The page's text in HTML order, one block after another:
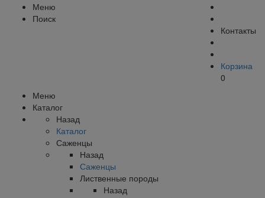
Контакты
Корзина
0
Меню
Поиск
Меню
Каталог
Назад
Каталог
Саженцы
Назад
Саженцы
Лиственные породы
Назад